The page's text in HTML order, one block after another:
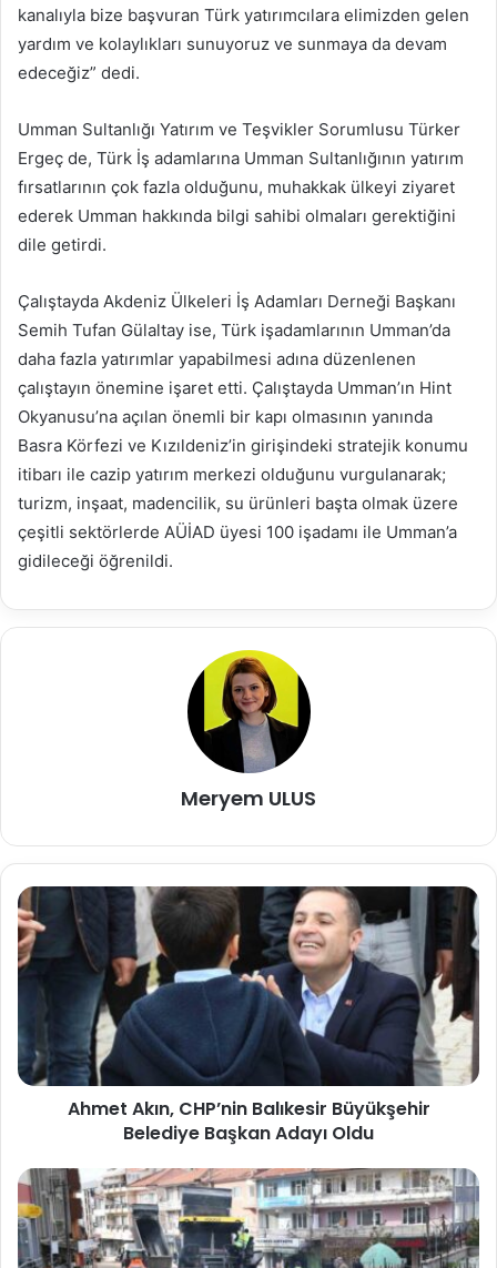
kanalıyla bize başvuran Türk yatırımcılara elimizden gelen
yardım ve kolaylıkları sunuyoruz ve sunmaya da devam
edeceğiz” dedi.
Umman Sultanlığı Yatırım ve Teşvikler Sorumlusu Türker
Ergeç de, Türk İş adamlarına Umman Sultanlığının yatırım
fırsatlarının çok fazla olduğunu, muhakkak ülkeyi ziyaret
ederek Umman hakkında bilgi sahibi olmaları gerektiğini
dile getirdi.
Çalıştayda Akdeniz Ülkeleri İş Adamları Derneği Başkanı
Semih Tufan Gülaltay ise, Türk işadamlarının Umman’da
daha fazla yatırımlar yapabilmesi adına düzenlenen
çalıştayın önemine işaret etti. Çalıştayda Umman’ın Hint
Okyanusu’na açılan önemli bir kapı olmasının yanında
Basra Körfezi ve Kızıldeniz’in girişindeki stratejik konumu
itibarı ile cazip yatırım merkezi olduğunu vurgulanarak;
turizm, inşaat, madencilik, su ürünleri başta olmak üzere
çeşitli sektörlerde AÜİAD üyesi 100 işadamı ile Umman’a
gidileceği öğrenildi.
Meryem ULUS
Ahmet Akın, CHP’nin Balıkesir Büyükşehir
Belediye Başkan Adayı Oldu